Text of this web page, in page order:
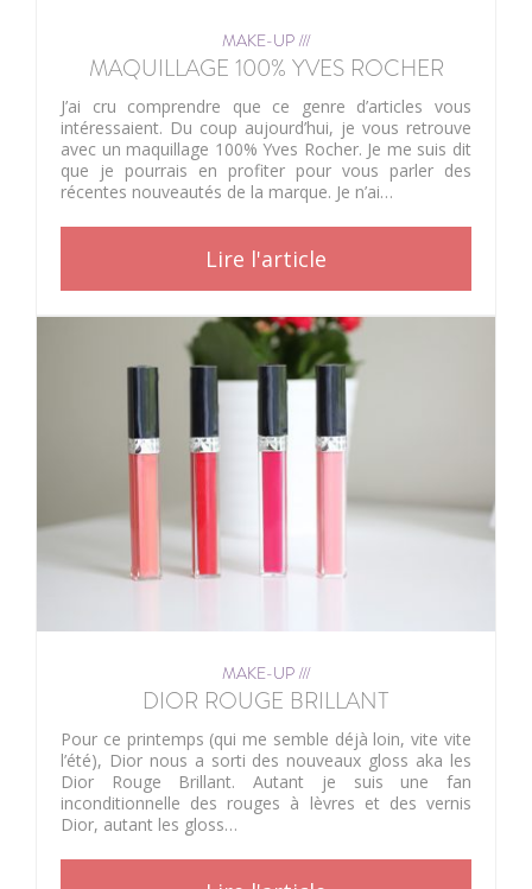
MAKE-UP ///
MAQUILLAGE 100% YVES ROCHER
J’ai cru comprendre que ce genre d’articles vous
intéressaient. Du coup aujourd’hui, je vous retrouve
avec un maquillage 100% Yves Rocher. Je me suis dit
que je pourrais en profiter pour vous parler des
récentes nouveautés de la marque. Je n’ai…
Lire l'article
MAKE-UP ///
DIOR ROUGE BRILLANT
Pour ce printemps (qui me semble déjà loin, vite vite
l’été), Dior nous a sorti des nouveaux gloss aka les
Dior Rouge Brillant. Autant je suis une fan
inconditionnelle des rouges à lèvres et des vernis
Dior, autant les gloss…